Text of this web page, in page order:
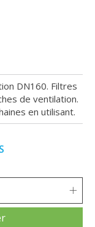
DN160. Filtres
de ventilation.
en utilisant.